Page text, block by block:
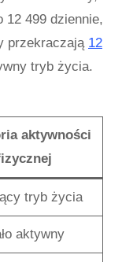
12 499 dziennie,
przekraczają 12
tryb życia.
aktywności
tryb życia
aktywny